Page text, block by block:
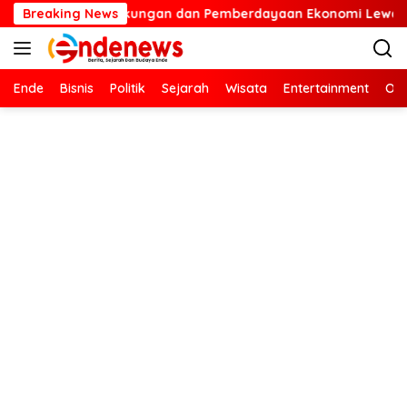
Langsung
ke
konten
Breaking News
Lingkungan dan Pemberdayaan Ekonomi Lewat
Ende Bisnis Politik Sejarah Wisata Entertainment